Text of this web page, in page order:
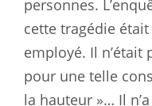
personnes.
cette tragédie
employé. Il
pour une telle
la hauteur »… Il